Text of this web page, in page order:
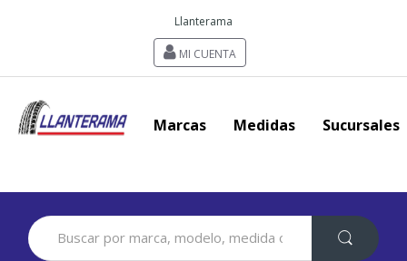
Llanterama
MI CUENTA
Marcas Medidas Sucursales
Search
for: